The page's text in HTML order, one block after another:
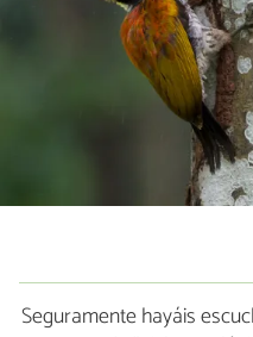
Seguramente hayáis